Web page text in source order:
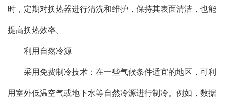
时，定期对换热器进行清洗和维护，保持其表面清洁，也能
提高换热效率。
利用自然冷源
采用免费制冷技术：在一些气候条件适宜的地区，可利
用室外低温空气或地下水等自然冷源进行制冷。例如，数据